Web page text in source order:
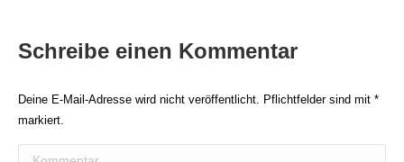
Schreibe einen Kommentar
Deine E-Mail-Adresse wird nicht veröffentlicht. Pflichtfelder sind mit *
markiert.
Kommentar